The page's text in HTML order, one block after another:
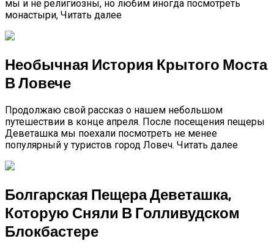
мы и не религиозны, но любим иногда посмотреть
монастыри, Читать далее
Необычная История Крытого Моста
В Ловече
Продолжаю свой рассказ о нашем небольшом
путешествии в конце апреля. После посещения пещеры
Деветашка мы поехали посмотреть не менее
популярный у туристов город Ловеч. Читать далее
Болгарская Пещера Деветашка,
Которую Сняли В Голливудском
Блокбастере